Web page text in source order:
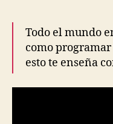
Todo el mundo
como
esto te enseña